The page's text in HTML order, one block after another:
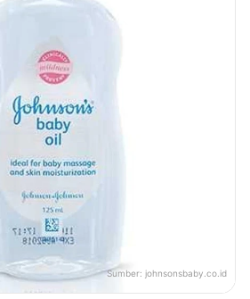
Sumber: johnsonsbaby.co.id